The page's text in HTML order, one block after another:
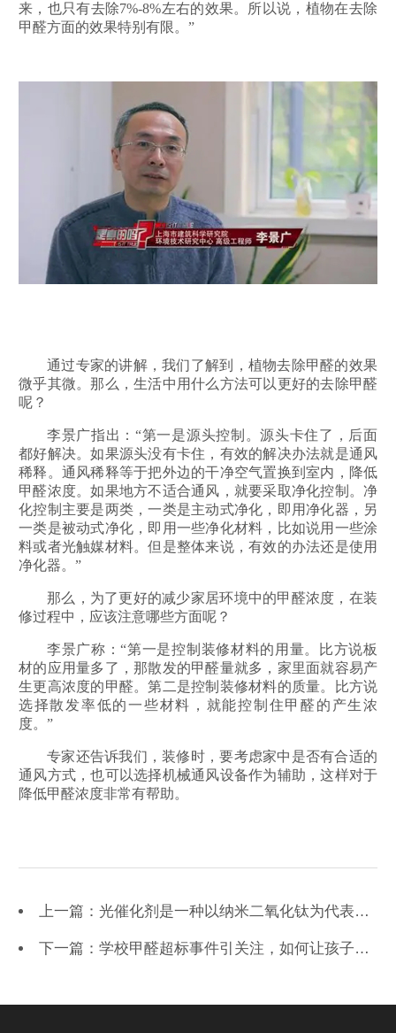
来，也只有去除7%-8%左右的效果。所以说，植物在去除
甲醛方面的效果特别有限。”
通过专家的讲解，我们了解到，植物去除甲醛的效果
微乎其微。那么，生活中用什么方法可以更好的去除甲醛
呢？
李景广指出：“第一是源头控制。源头卡住了，后面
都好解决。如果源头没有卡住，有效的解决办法就是通风
稀释。通风稀释等于把外边的干净空气置换到室内，降低
甲醛浓度。如果地方不适合通风，就要采取净化控制。净
化控制主要是两类，一类是主动式净化，即用净化器，另
一类是被动式净化，即用一些净化材料，比如说用一些涂
料或者光触媒材料。但是整体来说，有效的办法还是使用
净化器。”
那么，为了更好的减少家居环境中的甲醛浓度，在装
修过程中，应该注意哪些方面呢？
李景广称：“第一是控制装修材料的用量。比方说板
材的应用量多了，那散发的甲醛量就多，家里面就容易产
生更高浓度的甲醛。第二是控制装修材料的质量。比方说
选择散发率低的一些材料，就能控制住甲醛的产生浓
度。”
专家还告诉我们，装修时，要考虑家中是否有合适的
通风方式，也可以选择机械通风设备作为辅助，这样对于
降低甲醛浓度非常有帮助。
上一篇：光催化剂是一种以纳米二氧化钛为代表的除甲醛产品吗？
下一篇：学校甲醛超标事件引关注，如何让孩子拥有健康安全学习环境？